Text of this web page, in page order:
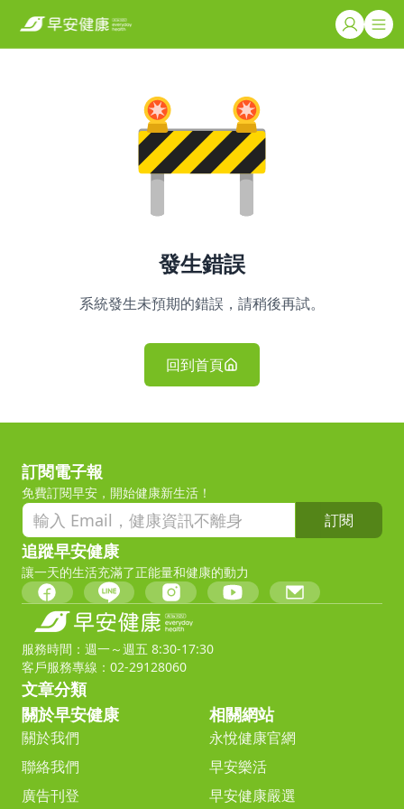
發生錯誤
系統發生未預期的錯誤，請稍後再試。
回到首頁
訂閱電子報
免費訂閱早安，開始健康新生活！
訂閱
追蹤早安健康
讓一天的生活充滿了正能量和健康的動力
服務時間：週一～週五 8:30-17:30
客戶服務專線：02-29128060
文章分類
關於早安健康
關於我們
聯絡我們
廣告刊登
相關網站
永悅健康官網
早安樂活
早安健康嚴選